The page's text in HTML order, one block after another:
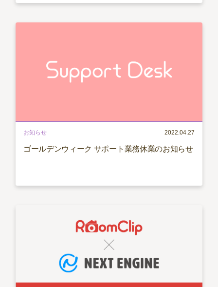
お知らせ 2022.04.27
ゴールデンウィーク サポート業務休業のお知らせ